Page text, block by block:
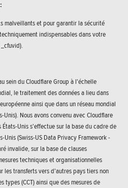
malveillants et pour garantir la sécurité
indispensables dans votre
sein du Cloudflare Group à l'échelle
le traitement des données a lieu dans
ainsi que dans un réseau mondial
Nous avons convenu avec Cloudflare
Unis s'effectue sur la base du cadre de
Unis (Swiss-US Data Privacy Framework -
invalide, sur la base de clauses
techniques et organisationnelles
les transferts vers d'autres pays tiers non
types (CCT) ainsi que des mesures de